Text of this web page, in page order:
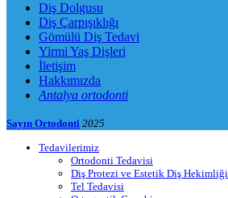
Diş Dolgusu
Diş Çarpışıklığı
Gömülü Diş Tedavi
Yirmi Yaş Dişleri
İletişim
Hakkımızda
Antalya ortodonti
Sayın Ortodonti 2025
Tedavilerimiz
Ortodonti Tedavisi
Diş Protezi ve Estetik Diş Hekimliği
Tel Tedavisi